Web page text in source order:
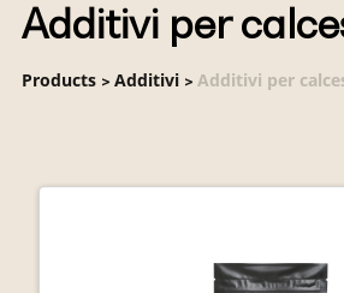
Additivi per
Products> Additivi> Additivi per